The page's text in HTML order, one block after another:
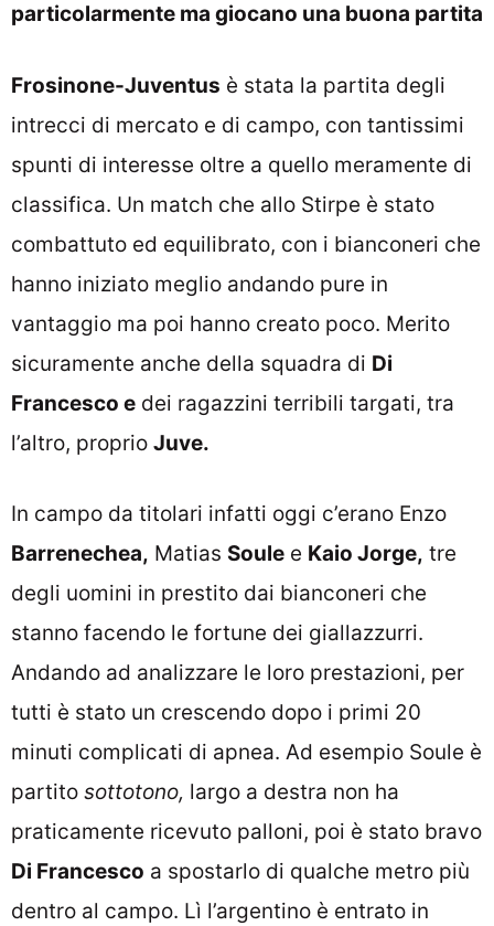
particolarmente ma giocano una buona partita
Frosinone-Juventus è stata la partita degli
intrecci di mercato e di campo, con tantissimi
spunti di interesse oltre a quello meramente di
classifica. Un match che allo Stirpe è stato
combattuto ed equilibrato, con i bianconeri che
hanno iniziato meglio andando pure in
vantaggio ma poi hanno creato poco. Merito
sicuramente anche della squadra di Di
Francesco e dei ragazzini terribili targati, tra
l’altro, proprio Juve.
In campo da titolari infatti oggi c’erano Enzo
Barrenechea, Matias Soule e Kaio Jorge, tre
degli uomini in prestito dai bianconeri che
stanno facendo le fortune dei giallazzurri.
Andando ad analizzare le loro prestazioni, per
tutti è stato un crescendo dopo i primi 20
minuti complicati di apnea. Ad esempio Soule è
partito sottotono, largo a destra non ha
praticamente ricevuto palloni, poi è stato bravo
Di Francesco a spostarlo di qualche metro più
dentro al campo. Lì l’argentino è entrato in